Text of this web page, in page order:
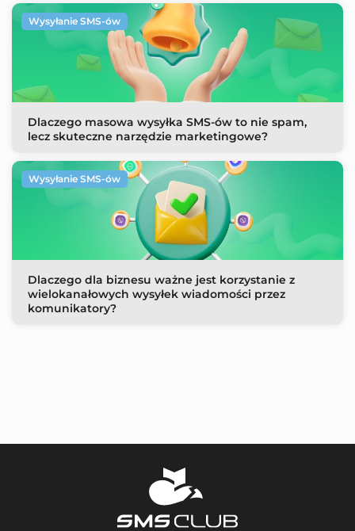
Dlaczego masowa wysyłka SMS-ów to nie spam,
lecz skuteczne narzędzie marketingowe?
Wysyłanie SMS-ów
Dlaczego dla biznesu ważne jest korzystanie z
wielokanałowych wysyłek wiadomości przez
komunikatory?
Wysyłanie SMS-ów